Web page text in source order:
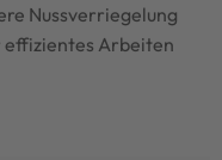
Nussverriegelung
effizientes Arbeiten